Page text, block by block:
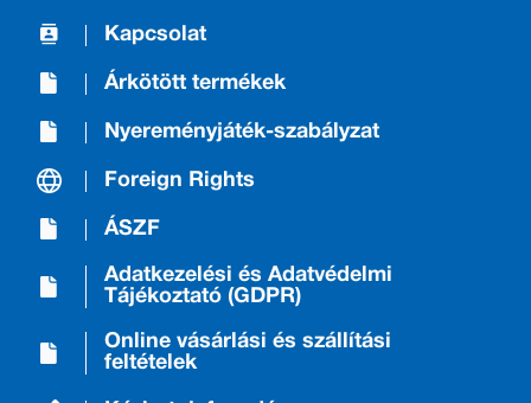
Kapcsolat
Árkötött termékek
Nyereményjáték-szabályzat
Foreign Rights
ÁSZF
Adatkezelési és Adatvédelmi
Tájékoztató (GDPR)
Online vásárlási és szállítási
feltételek